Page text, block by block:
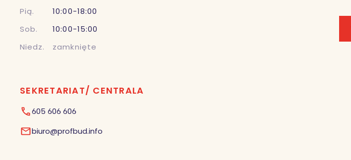
Pią.
10:00-18:00
Sob.
10:00-15:00
Niedz.
zamknięte
SEKRETARIAT/ CENTRALA
605 606 606
biuro@profbud.info